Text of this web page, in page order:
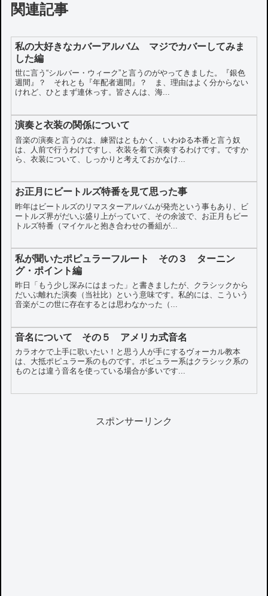
関連記事
私の大好きなカバーアルバム マジでカバーしてみま
した編
世に言う“シルバー・ウィーク”と言うのがやってきました。『銀色
週間』？ それとも『年配者週間』？ ま、理由はよく分からない
けれど、ひとまず連休っす。皆さんは、海...
演奏と衣装の関係について
音楽の演奏と言うのは、練習はともかく、いわゆる本番と言う奴
は、人前で行うわけですし、衣装を着て演奏するわけです。ですか
ら、衣装について、しっかりと考えておかなけ...
お正月にビートルズ特番を見て思った事
昨年はビートルズのリマスターアルバムが発売という事もあり、ビ
ートルズ界がだいぶ盛り上がっていて、その余波で、お正月もビー
トルズ特番（マイケルと抱き合わせの番組が...
私が聞いたポピュラーフルート その３ ターニン
グ・ポイント編
昨日「もう少し深みにはまった」と書きましたが、クラシックから
だいぶ離れた演奏（当社比）という意味です。私的には、こういう
音楽がこの世に存在するとは思わなかった（...
音名について その５ アメリカ式音名
カラオケで上手に歌いたい！と思う人が手にするヴォーカル教本
は、大抵ポピュラー系のものです。ポピュラー系はクラシック系の
ものとは違う音名を使っている場合が多いです...
スポンサーリンク